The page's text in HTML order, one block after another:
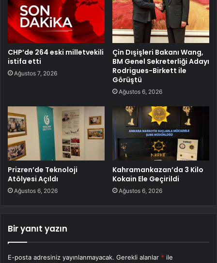
CHP’de 264 eski milletvekili
istifa etti
Ağustos 7, 2026
Çin Dışişleri Bakanı Wang,
BM Genel Sekreterliği Adayı
Rodrigues-Birkett ile
Görüştü
Ağustos 6, 2026
Prizren’de Teknoloji
Atölyesi Açıldı
Ağustos 6, 2026
Kahramankazan’da 3 Kilo
Kokain Ele Geçirildi
Ağustos 6, 2026
Bir yanıt yazın
E-posta adresiniz yayınlanmayacak. Gerekli alanlar * ile